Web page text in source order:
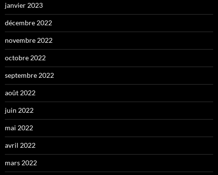
janvier 2023
décembre 2022
novembre 2022
octobre 2022
septembre 2022
août 2022
juin 2022
mai 2022
avril 2022
mars 2022